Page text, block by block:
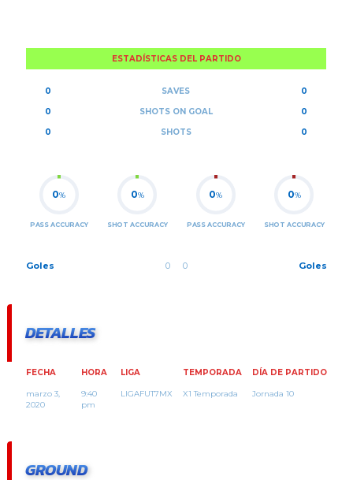
ESTADÍSTICAS DEL PARTIDO
0 SAVES
0
0
SHOTS ON GOAL
0
0
SHOTS 0
0%
PASS ACCURACY
0%
SHOT ACCURACY
Goles 0
0%
PASS ACCURACY
0%
SHOT ACCURACY
0 Goles
DETALLES
FECHA HORA LIGA TEMPORADA DÍA DE PARTIDO
marzo 3,
2020
9:40
pm
LIGAFUT7MX X1 Temporada Jornada 10
GROUND